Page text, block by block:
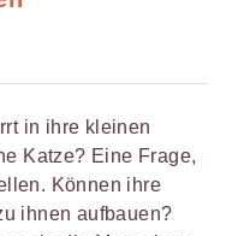
in ihre kleinen
Katze? Eine Frage,
Können ihre
ihnen aufbauen?